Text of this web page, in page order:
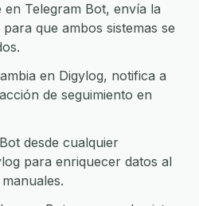
Telegram Bot, envía la
que ambos sistemas se
en Digylog, notifica a
de seguimiento en
desde cualquier
para enriquecer datos al